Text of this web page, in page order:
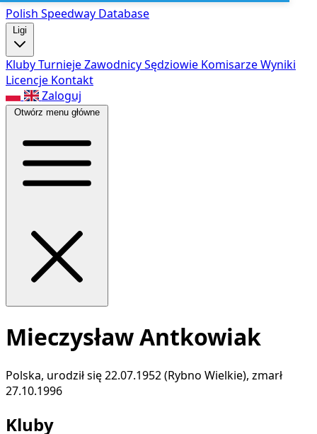
Polish Speedway Database
Ligi
KlubyTurniejeZawodnicySędziowie KomisarzeWyniki
Licencje Kontakt
Zaloguj
Otwórz menu główne
Mieczysław Antkowiak
Polska, urodził się 22.07.1952 (Rybno Wielkie), zmarł
27.10.1996
Kluby